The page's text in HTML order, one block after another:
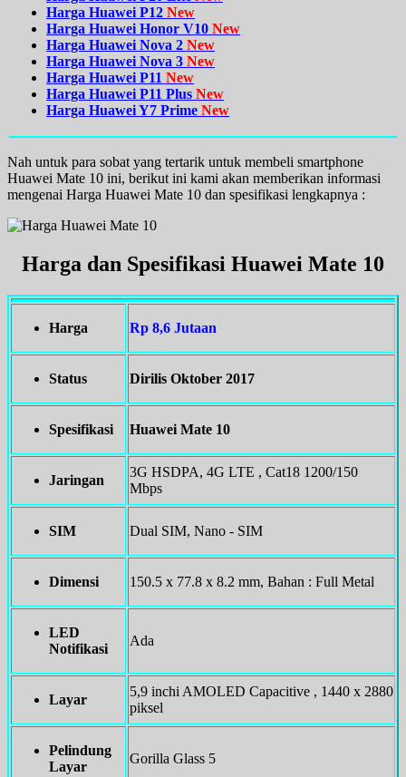
Harga Huawei P12 New
Harga Huawei Honor V10 New
Harga Huawei Nova 2 New
Harga Huawei Nova 3 New
Harga Huawei P11 New
Harga Huawei P11 Plus New
Harga Huawei Y7 Prime New
Nah untuk para sobat yang tertarik untuk membeli smartphone
Huawei Mate 10 ini, berikut ini kami akan memberikan informasi
mengenai Harga Huawei Mate 10 dan spesifikasi lengkapnya :
Harga dan Spesifikasi Huawei Mate 10
Harga Rp 8,6 Jutaan
Status Dirilis Oktober 2017
Spesifikasi Huawei Mate 10
Jaringan
3G HSDPA, 4G LTE , Cat18 1200/150
Mbps
SIM Dual SIM, Nano - SIM
Dimensi 150.5 x 77.8 x 8.2 mm, Bahan : Full Metal
LED
Notifikasi
Ada
Layar
5,9 inchi AMOLED Capacitive , 1440 x 2880
piksel
Pelindung
Layar
Gorilla Glass 5